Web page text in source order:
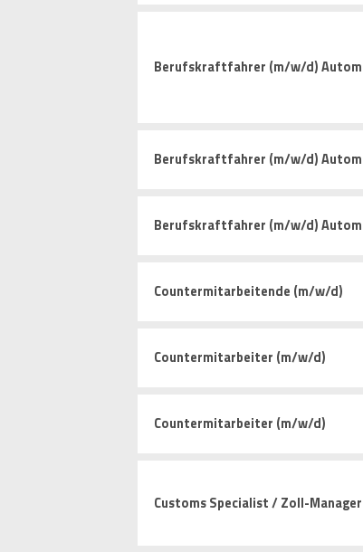
Berufskraftfahrer (m/w/d)
Berufskraftfahrer (m/w/d)
Berufskraftfahrer (m/w/d)
Countermitarbeitende (m/w/d)
Countermitarbeiter (m/w/d)
Countermitarbeiter (m/w/d)
Customs Specialist / Zoll-